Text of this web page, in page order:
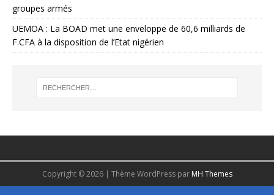
groupes armés
UEMOA : La BOAD met une enveloppe de 60,6 milliards de
F.CFA à la disposition de l’Etat nigérien
Copyright © 2026 | Thème WordPress par MH Themes